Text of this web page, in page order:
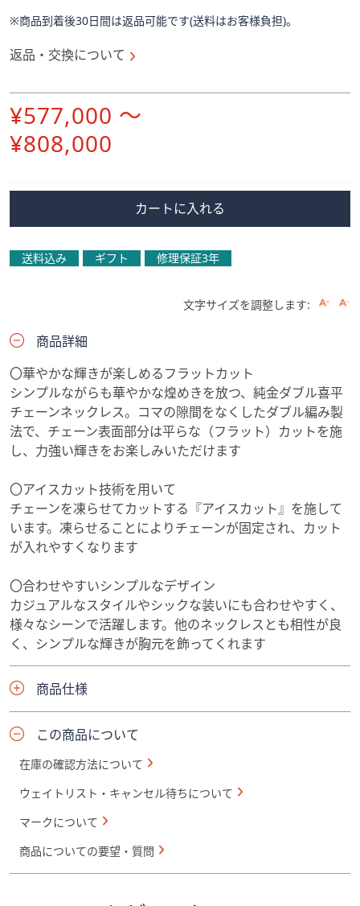
ま
※商品到着後30日間は返品可能です(送料はお客様負担)。
返品・交換について
¥577,000 ～
¥808,000
カートに入れる
送料込み ギフト 修理保証3年
文字サイズを調整します:
商品詳細
〇華やかな輝きが楽しめるフラットカット
シンプルながらも華やかな煌めきを放つ、純金ダブル喜平
チェーンネックレス。コマの隙間をなくしたダブル編み製
法で、チェーン表面部分は平らな（フラット）カットを施
し、力強い輝きをお楽しみいただけます
〇アイスカット技術を用いて
チェーンを凍らせてカットする『アイスカット』を施して
います。凍らせることによりチェーンが固定され、カット
が入れやすくなります
〇合わせやすいシンプルなデザイン
カジュアルなスタイルやシックな装いにも合わせやすく、
様々なシーンで活躍します。他のネックレスとも相性が良
く、シンプルな輝きが胸元を飾ってくれます
商品仕様
この商品について
在庫の確認方法について
ウェイトリスト・キャンセル待ちについて
マークについて
商品についての要望・質問